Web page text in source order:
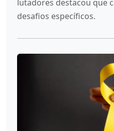
lutadores destacou que
desafios específicos.